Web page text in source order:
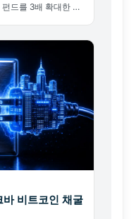
드를 3배 확대한 사
비트코인 채굴